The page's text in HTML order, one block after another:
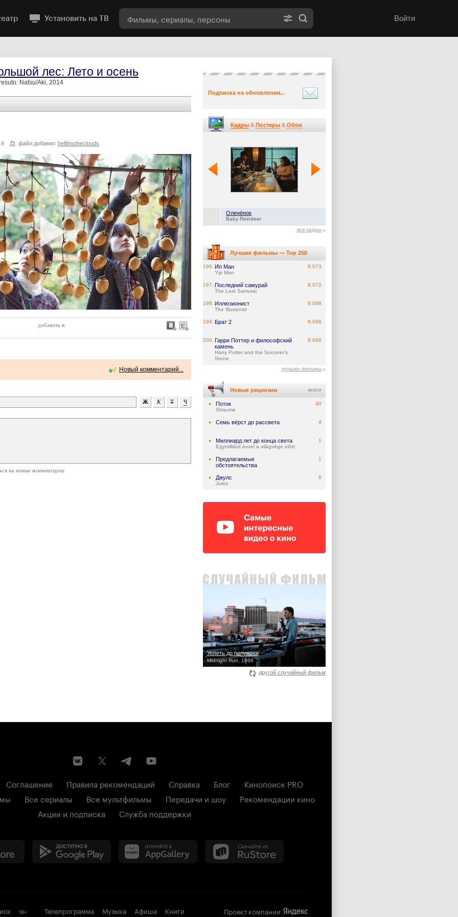
Установить на ТВ Войти
лес: Лето и осень
Natsu/Aki, 2014
файл добавил hefilmstheclouds
добавить в:
Новый комментарий...
на новые комментарии
Подписка на обновления...
Кадры & Постеры & Обои
Оленёнок
Baby Reindeer
все кадры
Лучшие фильмы — Top 250
196. Ип Ман
Yip Man
8.073
197. Последний самурай
The Last Samurai
8.072
198. Иллюзионист
The Illusionist
8.068
199. Брат 2 8.066
200. Гарри Поттер и философский
камень
Harry Potter and the Sorcerer's
Stone
8.066
лучшие фильмы
Новые рецензии всего
Поток
Straume
40
Семь вёрст до рассвета 4
Миллиард лет до конца света
Egymilliárd évvel a világvége elött
1
Предлагаемые
обстоятельства
1
Джулс
Jules
6
Успеть до полуночи
Midnight Run, 1988
другой случайный фильм
Соглашение Правила рекомендаций Справка Блог
Кинопоиск PRO
Все сериалы Все мультфильмы Передачи и шоу
Рекомендации кино
Акции и подписка
Служба поддержки
18+ Телепрограмма Музыка Афиша Книги Проект компании